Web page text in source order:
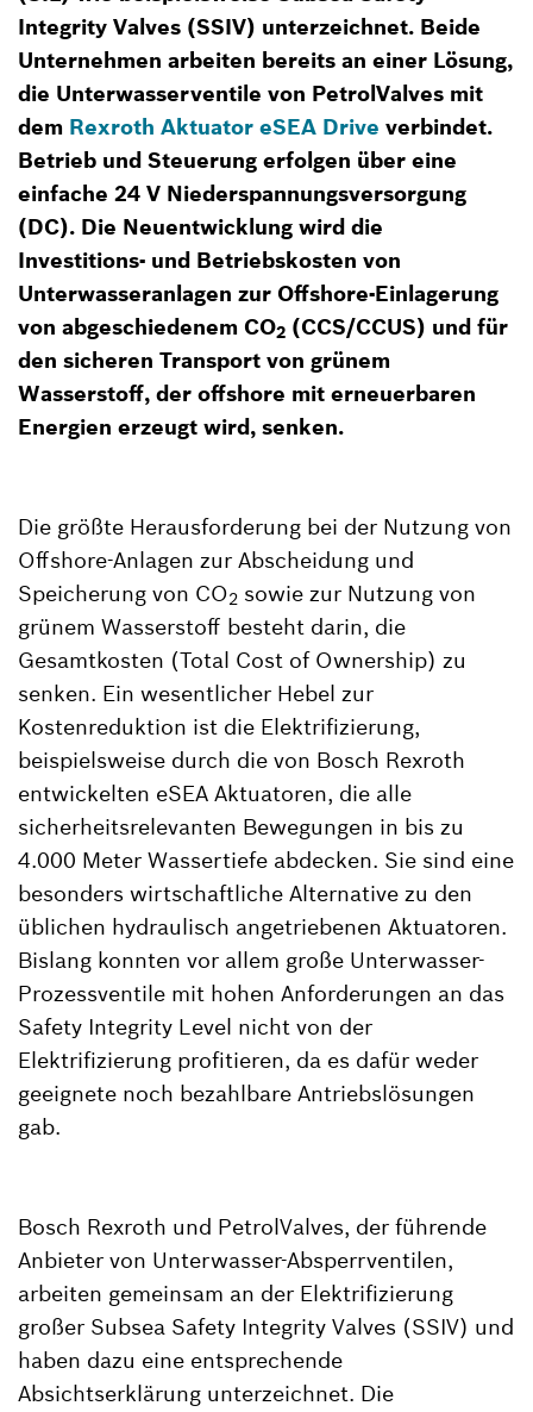
Integrity Valves (SSIV) unterzeichnet. Beide
Unternehmen arbeiten bereits an einer Lösung,
die Unterwasserventile von PetrolValves mit
dem Rexroth Aktuator eSEA Drive verbindet.
Betrieb und Steuerung erfolgen über eine
einfache 24 V Niederspannungsversorgung
(DC). Die Neuentwicklung wird die
Investitions- und Betriebskosten von
Unterwasseranlagen zur Offshore-Einlagerung
von abgeschiedenem CO2 (CCS/CCUS) und für
den sicheren Transport von grünem
Wasserstoff, der offshore mit erneuerbaren
Energien erzeugt wird, senken.
Die größte Herausforderung bei der Nutzung von
Offshore-Anlagen zur Abscheidung und
Speicherung von CO2 sowie zur Nutzung von
grünem Wasserstoff besteht darin, die
Gesamtkosten (Total Cost of Ownership) zu
senken. Ein wesentlicher Hebel zur
Kostenreduktion ist die Elektrifizierung,
beispielsweise durch die von Bosch Rexroth
entwickelten eSEA Aktuatoren, die alle
sicherheitsrelevanten Bewegungen in bis zu
4.000 Meter Wassertiefe abdecken. Sie sind eine
besonders wirtschaftliche Alternative zu den
üblichen hydraulisch angetriebenen Aktuatoren.
Bislang konnten vor allem große Unterwasser-
Prozessventile mit hohen Anforderungen an das
Safety Integrity Level nicht von der
Elektrifizierung profitieren, da es dafür weder
geeignete noch bezahlbare Antriebslösungen
gab.
Bosch Rexroth und PetrolValves, der führende
Anbieter von Unterwasser-Absperrventilen,
arbeiten gemeinsam an der Elektrifizierung
großer Subsea Safety Integrity Valves (SSIV) und
haben dazu eine entsprechende
Absichtserklärung unterzeichnet. Die